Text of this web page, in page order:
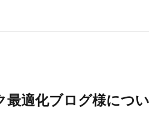
最適化ブログ様につい